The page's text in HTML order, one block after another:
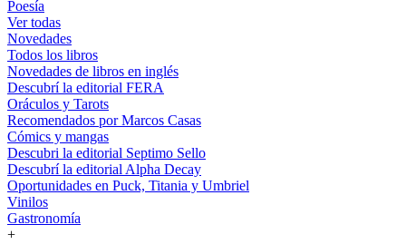
Poesía
Ver todas
Novedades
Todos los libros
Novedades de libros en inglés
Descubrí la editorial FERA
Oráculos y Tarots
Recomendados por Marcos Casas
Cómics y mangas
Descubri la editorial Septimo Sello
Descubrí la editorial Alpha Decay
Oportunidades en Puck, Titania y Umbriel
Vinilos
Gastronomía
+